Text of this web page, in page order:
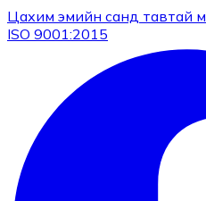
Цахим эмийн санд тавтай
ISO 9001:2015